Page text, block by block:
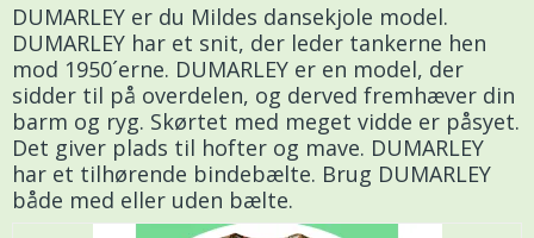
DUMARLEY er du Mildes dansekjole model.
DUMARLEY har et snit, der leder tankerne hen
mod 1950´erne. DUMARLEY er en model, der
sidder til på overdelen, og derved fremhæver din
barm og ryg. Skørtet med meget vidde er påsyet.
Det giver plads til hofter og mave. DUMARLEY
har et tilhørende bindebælte. Brug DUMARLEY
både med eller uden bælte.